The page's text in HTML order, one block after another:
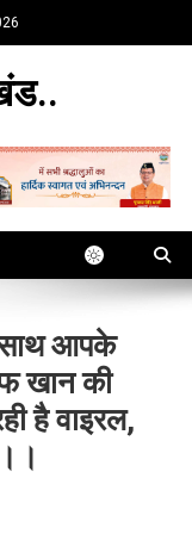
आपके
खान की
है वाइरल,